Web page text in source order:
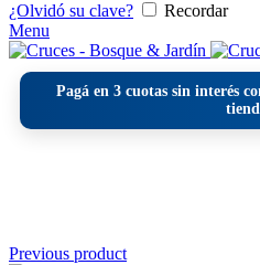
¿Olvidó su clave?
Recordar
Menu
Pagá en 3 cuotas sin interés
Previous product